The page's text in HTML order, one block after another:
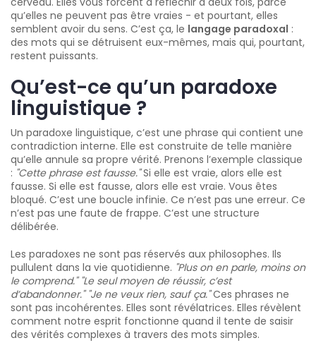
qu’elles ne peuvent pas être vraies - et pourtant, elles
semblent avoir du sens. C’est ça, le langage paradoxal :
des mots qui se détruisent eux-mêmes, mais qui, pourtant,
restent puissants.
Qu’est-ce qu’un paradoxe
linguistique ?
Un paradoxe linguistique, c’est une phrase qui contient une
contradiction interne. Elle est construite de telle manière
qu’elle annule sa propre vérité. Prenons l’exemple classique
: "Cette phrase est fausse."Si elle est vraie, alors elle est
fausse. Si elle est fausse, alors elle est vraie. Vous êtes
bloqué. C’est une boucle infinie. Ce n’est pas une erreur. Ce
n’est pas une faute de frappe. C’est une structure
délibérée.
Les paradoxes ne sont pas réservés aux philosophes. Ils
pullulent dans la vie quotidienne. "Plus on en parle, moins on
le comprend." "Le seul moyen de réussir, c’est
d’abandonner." "Je ne veux rien, sauf ça."Ces phrases ne
sont pas incohérentes. Elles sont révélatrices. Elles révèlent
comment notre esprit fonctionne quand il tente de saisir
des vérités complexes à travers des mots simples.